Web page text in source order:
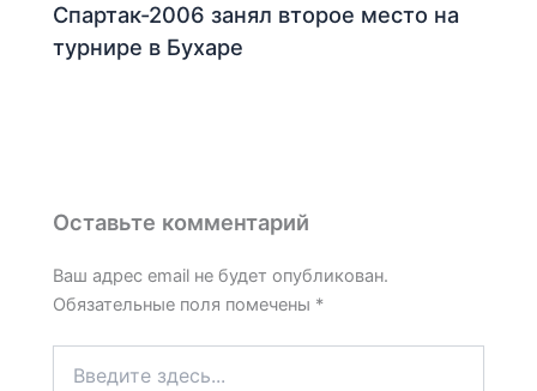
Спартак-2006 занял второе место на
турнире в Бухаре
Оставьте комментарий
Ваш адрес email не будет опубликован.
Обязательные поля помечены *
здесь...